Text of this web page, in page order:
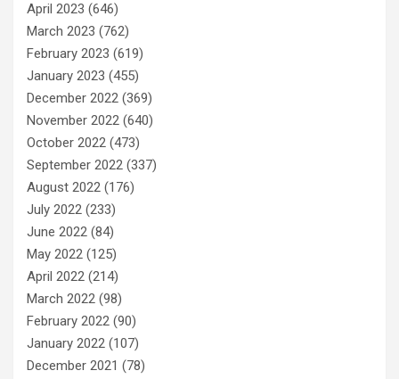
April 2023 (646)
March 2023 (762)
February 2023 (619)
January 2023 (455)
December 2022 (369)
November 2022 (640)
October 2022 (473)
September 2022 (337)
August 2022 (176)
July 2022 (233)
June 2022 (84)
May 2022 (125)
April 2022 (214)
March 2022 (98)
February 2022 (90)
January 2022 (107)
December 2021 (78)